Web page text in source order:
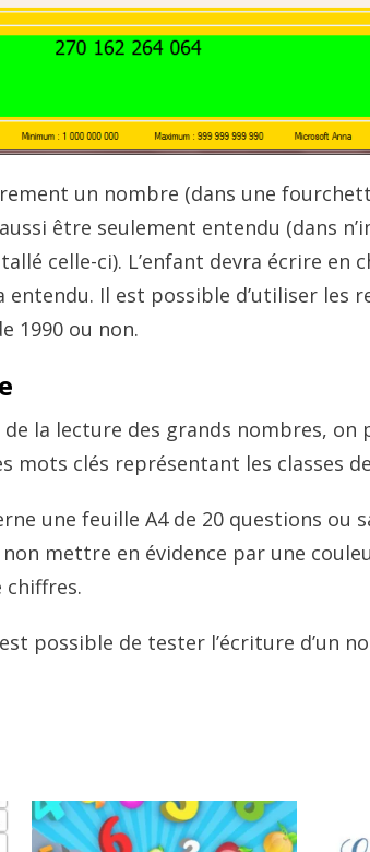
un nombre (dans une
être seulement entendu (dans
celle-ci). L’enfant devra écrire en
entendu. Il est possible d’utiliser les
1990 ou non.
de la lecture des grands nombres,
mots clés représentant les classes
une feuille A4 de 20 questions ou
mettre en évidence par une
chiffres.
possible de tester l’écriture d’un